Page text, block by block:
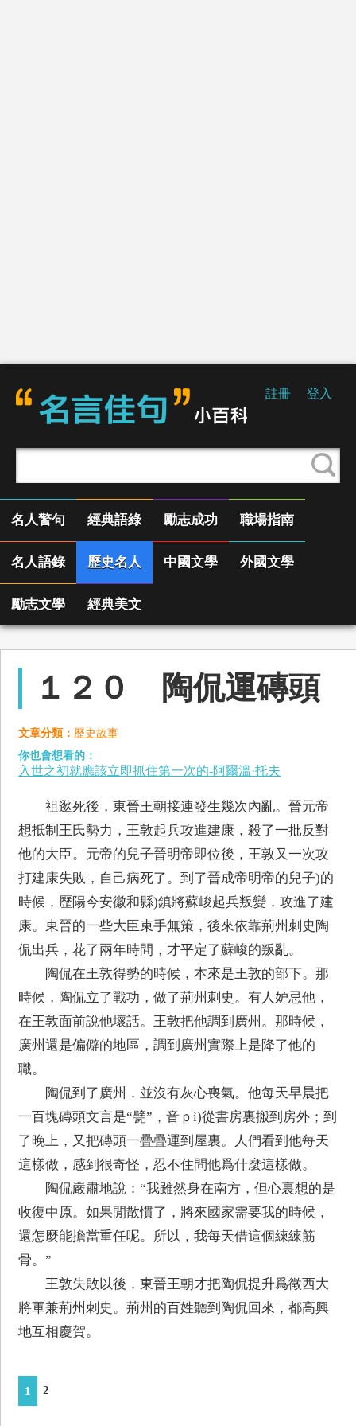
註冊 登入
名人警句 經典語綠 勵志成功 職場指南
名人語錄 歷史名人 中國文學 外國文學
勵志文學 經典美文
１２０ 陶侃運磚頭
文章分類： 歷史故事
你也會想看的：
入世之初就應該立即抓住第一次的-阿爾溫·托夫
祖逖死後，東晉王朝接連發生幾次內亂。晉元帝
想抵制王氏勢力，王敦起兵攻進建康，殺了一批反對
他的大臣。元帝的兒子晉明帝即位後，王敦又一次攻
打建康失敗，自己病死了。到了晉成帝明帝的兒子)的
時候，歷陽今安徽和縣)鎮將蘇峻起兵叛變，攻進了建
康。東晉的一些大臣束手無策，後來依靠荊州刺史陶
侃出兵，花了兩年時間，才平定了蘇峻的叛亂。
陶侃在王敦得勢的時候，本來是王敦的部下。那
時候，陶侃立了戰功，做了荊州刺史。有人妒忌他，
在王敦面前說他壞話。王敦把他調到廣州。那時候，
廣州還是偏僻的地區，調到廣州實際上是降了他的
職。
陶侃到了廣州，並沒有灰心喪氣。他每天早晨把
一百塊磚頭文言是“甓”，音ｐì)從書房裏搬到房外；到
了晚上，又把磚頭一疊疊運到屋裏。人們看到他每天
這樣做，感到很奇怪，忍不住問他爲什麼這樣做。
陶侃嚴肅地說：“我雖然身在南方，但心裏想的是
收復中原。如果閒散慣了，將來國家需要我的時候，
還怎麼能擔當重任呢。所以，我每天借這個練練筋
骨。”
王敦失敗以後，東晉王朝才把陶侃提升爲徵西大
將軍兼荊州刺史。荊州的百姓聽到陶侃回來，都高興
地互相慶賀。
1 2